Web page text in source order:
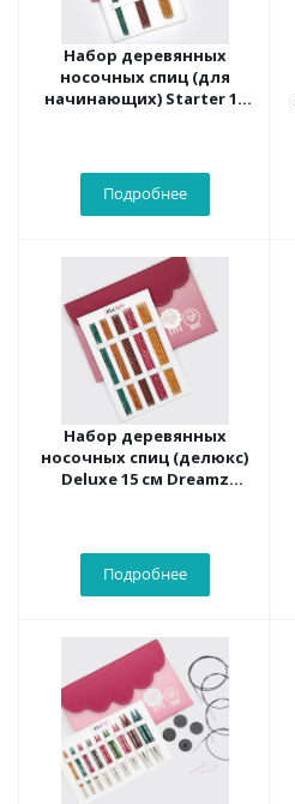
Набор деревянных
носочных спиц (для
начинающих) Starter 15
Подробнее
Набор деревянных
носочных спиц (делюкс)
Deluxe 15 см Dreamz
Подробнее